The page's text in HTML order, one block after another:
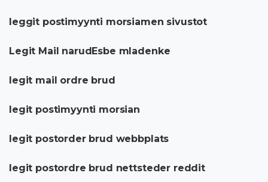
leggit postimyynti morsiamen sivustot
Legit Mail narudЕѕbe mladenke
legit mail ordre brud
legit postimyynti morsian
legit postorder brud webbplats
legit postordre brud nettsteder reddit